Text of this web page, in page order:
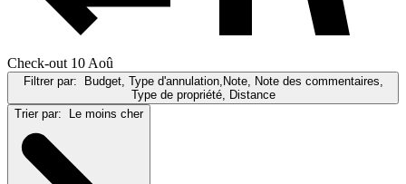
Check-out 10 Aoû
Filtrer par:
Budget, Type d'annulation,Note, Note des commentaires,
Type de propriété, Distance
Trier par:
Le moins cher